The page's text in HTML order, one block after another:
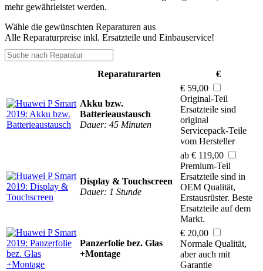
mehr gewährleistet werden.
Wähle die gewünschten Reparaturen aus
Alle Reparaturpreise inkl. Ersatzteile und Einbauservice!
Reparaturarten €
Akku bzw.
Batterieaustausch
Dauer: 45 Minuten
€ 59,00
Original-Teil
Ersatzteile sind
original
Servicepack-Teile
vom Hersteller
Display & Touchscreen
Dauer: 1 Stunde
ab € 119,00
Premium-Teil
Ersatzteile sind in
OEM Qualität,
Erstausrüster. Beste
Ersatzteile auf dem
Markt.
Panzerfolie bez. Glas
+Montage
€ 20,00
Normale Qualität,
aber auch mit
Garantie